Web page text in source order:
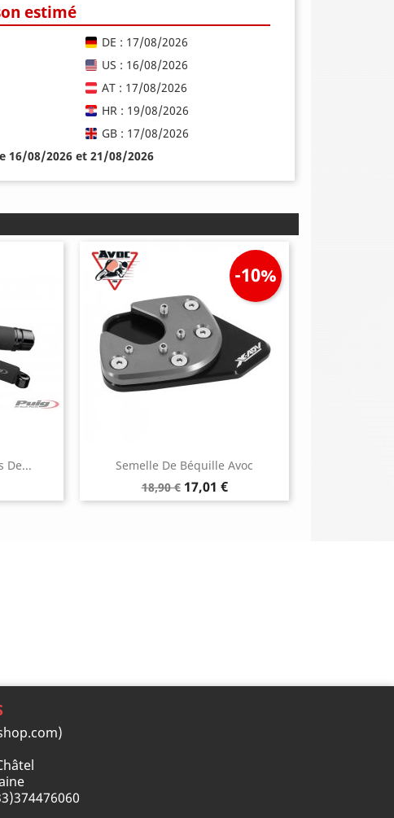
estimé
DE : 17/08/2026
US : 16/08/2026
AT : 17/08/2026
HR : 19/08/2026
GB : 17/08/2026
16/08/2026 et 21/08/2026
De... Semelle De Béquille Avoc
Prix
de
18,90 €
-10%
Prix
17,01 €